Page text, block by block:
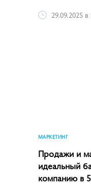
29.09.2025 в
МАРКЕТИНГ
Продажи и
идеальный
компанию в